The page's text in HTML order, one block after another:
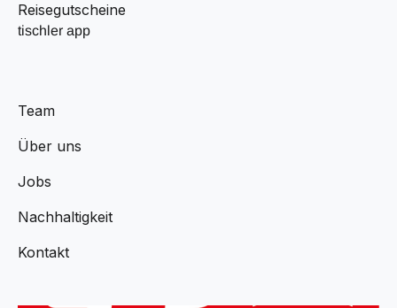
Reisegutscheine
tischler app
Team
Über uns
Jobs
Nachhaltigkeit
Kontakt